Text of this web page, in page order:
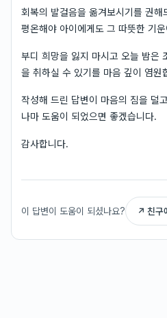
회복의 발걸음을 옮겨보시기를 권
평온해야 아이에게도 그 따뜻한 기운
부디 희망을 잃지 마시고 오늘 밤은
을 취하실 수 있기를 마음 깊이 염원
작성해 드린 답변이 마음의 짐을 덜
나마 도움이 되었으면 좋겠습니다.
감사합니다.
이 답변이 도움이 되셨나요? ↗ 친구